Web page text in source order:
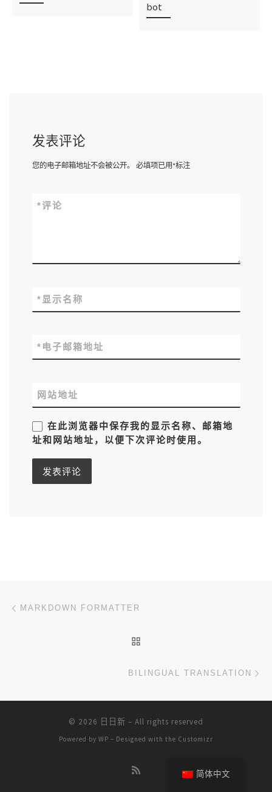
bot
发表评论
您的电子邮箱地址不会被公开。 必填项已用*标注
评论
*
显示名称
*
电子邮箱地址
*
网站地址
在此浏览器中保存我的显示名称、邮箱地
址和网站地址，以便下次评论时使用。
文章导航
MARKDOWN FORMATTER
BILINGUAL TRANSLATION
© 2026 日日新 – All rights reserved
Powered by WP – Designed with the Customizr
简体中文